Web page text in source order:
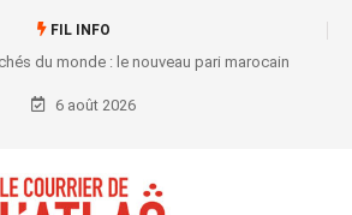
FIL INFO
du monde : le nouveau pari marocain
6 août 2026